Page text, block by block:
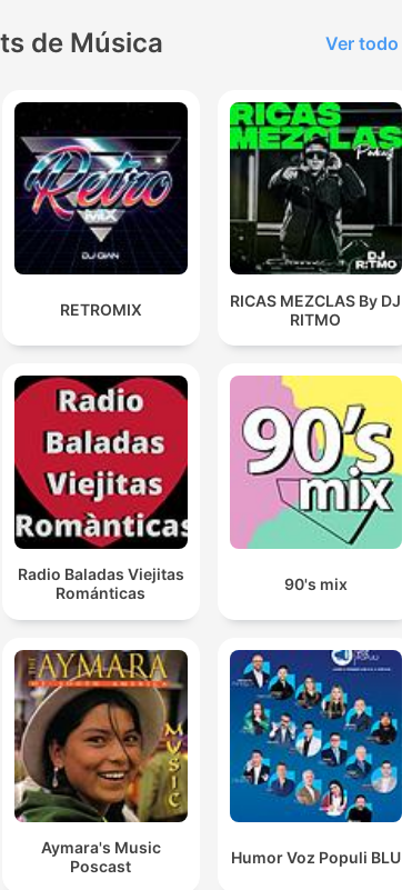
de Música Ver todo
RETROMIX
RICAS MEZCLAS By DJ
RITMO
Radio Baladas Viejitas
Románticas
90's mix
Aymara's Music
Poscast
Humor Voz Populi BLU